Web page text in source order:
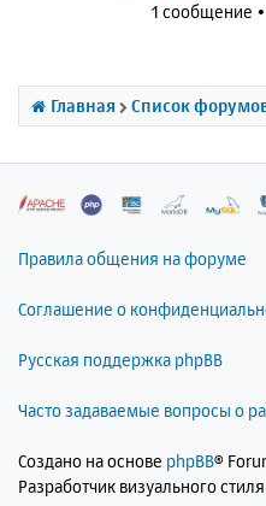
1 сообщение
Главная Список
Правила общения на форуме
Соглашение о
Русская поддержка phpBB
Часто задаваемые вопросы о
Создано на основе phpBB®
Разработчик визуального стиля